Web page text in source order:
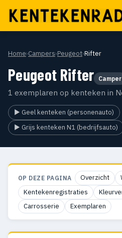
Home›Campers›Peugeot›Rifter
Peugeot Rifter Camper
1 exemplaren op kenteken in
▶ Geel kenteken (personenauto)
▶ Grijs kenteken N1 (bedrijfsauto)
OP DEZE PAGINA Overzicht
Kentekenregistraties
Carrosserie
Exemplaren